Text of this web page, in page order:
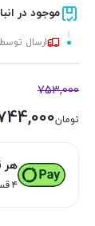
موجود در
ارسال
753,000
تومان
هر
۴ قسط ماهانه. بدون سود، چک و ضامن.